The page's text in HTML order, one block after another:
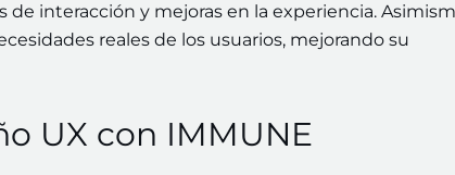
interacción y mejoras en la experiencia.
reales de los usuarios, mejorando su
UX con IMMUNE